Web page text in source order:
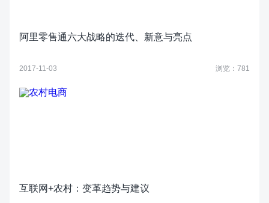
阿里零售通六大战略的迭代、新意与亮点
2017-11-03 浏览：781
互联网+农村：变革趋势与建议